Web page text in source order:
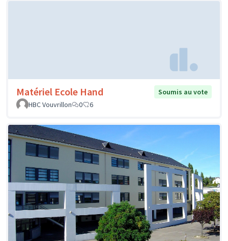
Matériel Ecole Hand
Soumis au vote
HBC Vouvrillon
0 6